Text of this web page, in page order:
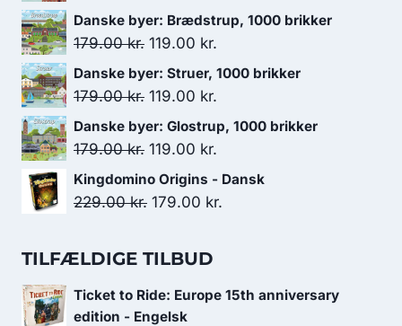
oprindelige
pris
179.00 kr..
aktuelle
Danske byer: Brædstrup, 1000 brikker
179.00kr. Den
oprindelige
pris
179.00 kr..
119.00 kr.
aktuelle
119.00 kr..
Danske byer: Struer, 1000 brikker
179.00kr. Den
oprindelige
pris
179.00 kr..
119.00 kr.
aktuelle
Danske byer: Glostrup, 1000 brikker
179.00kr. Den
oprindelige
pris
119.00 kr.
aktuelle
pris
Kingdomino Origins - Dansk
229.00kr. Den
pris
229.00 kr..
179.00 kr.
179.00 kr..
TILFÆLDIGE TILBUD
Ticket to Ride: Europe 15th anniversary
edition - Engelsk